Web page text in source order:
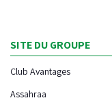
SITE DU GROUPE
Club Avantages
Assahraa